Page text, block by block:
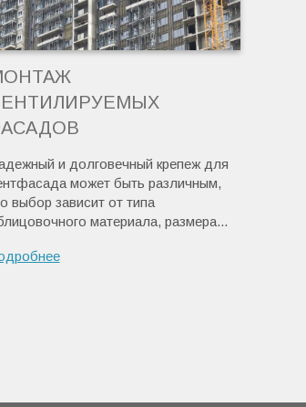
и долговечный крепеж для
может быть различным,
выбор зависит от типа
материала, размера...